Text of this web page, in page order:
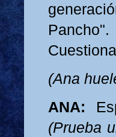
(Ana
ANA:
(Prueba